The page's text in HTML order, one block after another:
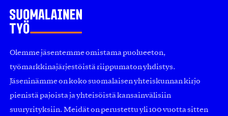
Olemme jäsentemme omistama puolueeton,
työmarkkinajärjestöistä riippumaton yhdistys.
Jäseninämme on koko suomalaisen yhteiskunnan kirjo
pienistä pajoista ja yhteisöistä kansainvälisiin
suuryrityksiin. Meidät on perustettu yli 100 vuotta sitten